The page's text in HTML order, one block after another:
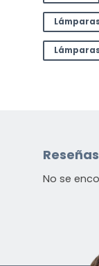
Reseñas
No se